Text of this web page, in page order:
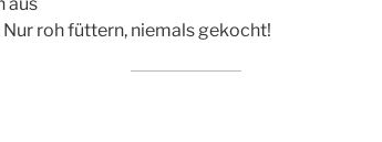
Nur roh füttern, niemals gekocht!